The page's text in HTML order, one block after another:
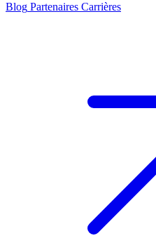
Blog Partenaires Carrières